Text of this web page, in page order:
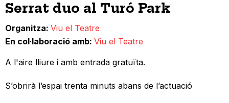
Serrat duo al Turó Park
Organitza Viu el Teatre
En col·laboració amb Viu el Teatre
A l'aire lliure i amb entrada gratuïta.
S’obrirà l’espai trenta minuts abans de l’actuació